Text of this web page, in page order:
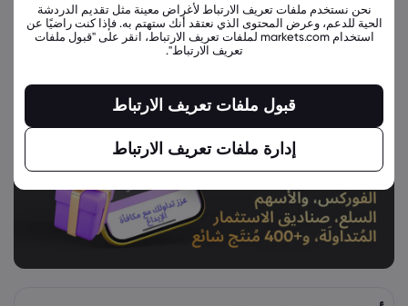
نحن نستخدم ملفات تعريف الارتباط لأغراض معينة مثل تقديم الدردشة
الحية للدعم، وعرض المحتوى الذي نعتقد أنك ستهتم به. فإذا كنت راضيًا عن
استخدام markets.com لملفات تعريف الارتباط، انقر على "قبول ملفات
تعريف الارتباط".
قبول ملفات تعريف الارتباط
إدارة ملفات تعريف الارتباط